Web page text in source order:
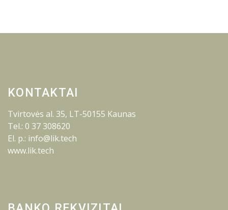
KONTAKTAI
Tvirtovės al. 35, LT-50155 Kaunas
Tel.: 0 37 308620
El. p.: info@lik.tech
www.lik.tech